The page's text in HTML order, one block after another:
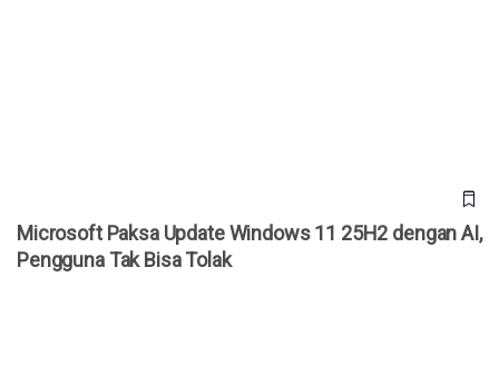
Microsoft Paksa Update Windows 11 25H2 dengan AI,
Pengguna Tak Bisa Tolak